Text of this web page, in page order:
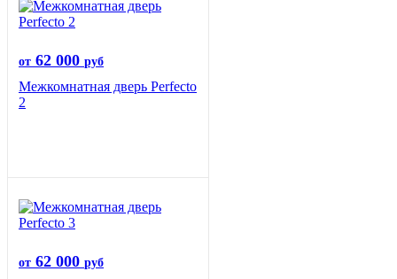
от 62 000 руб
Межкомнатная дверь Perfecto
2
от 62 000 руб